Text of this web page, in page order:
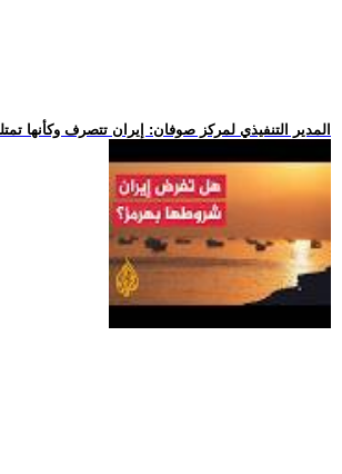
.. المدير التنفيذي لمركز صوفان: إيران تتصرف وكأنها